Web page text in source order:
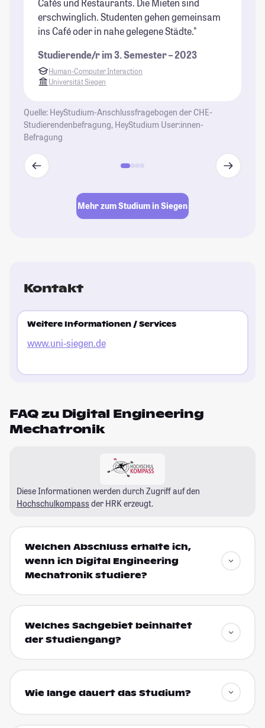
Cafés und Restaurants. Die Mieten sind
erschwinglich. Studenten gehen gemeinsam
ins Café oder in nahe gelegene Städte."
Studierende/r im 3. Semester – 2023
Human-Computer Interaction
Universität Siegen
Quelle: HeyStudium-Anschlussfragebogen der CHE-
Studierendenbefragung, HeyStudium User:innen-
Befragung
Mehr zum Studium in Siegen
Kontakt
Weitere Informationen / Services
www.uni-siegen.de
FAQ zu Digital Engineering
Mechatronik
Diese Informationen werden durch Zugriff auf den
Hochschulkompass der HRK erzeugt.
Welchen Abschluss erhalte ich,
wenn ich Digital Engineering
Mechatronik studiere?
Welches Sachgebiet beinhaltet
der Studiengang?
Wie lange dauert das Studium?